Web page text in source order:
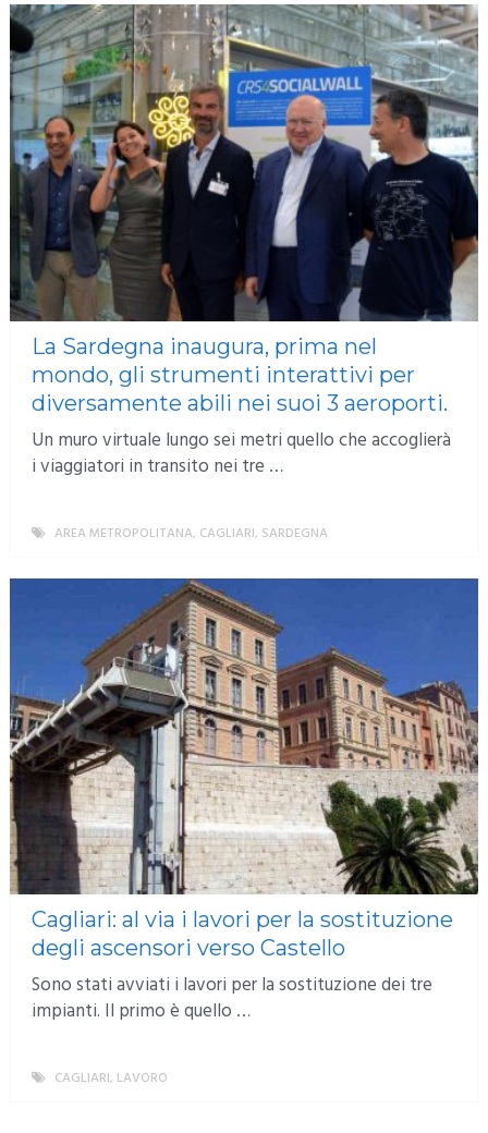
La Sardegna inaugura, prima nel
mondo, gli strumenti interattivi per
diversamente abili nei suoi 3 aeroporti.
Un muro virtuale lungo sei metri quello che accoglierà
i viaggiatori in transito nei tre …
AREA METROPOLITANA, CAGLIARI, SARDEGNA
Cagliari: al via i lavori per la sostituzione
degli ascensori verso Castello
Sono stati avviati i lavori per la sostituzione dei tre
impianti. Il primo è quello …
CAGLIARI, LAVORO